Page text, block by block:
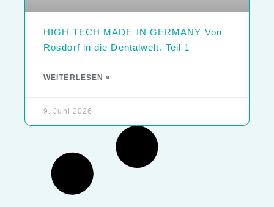
HIGH TECH MADE IN GERMANY Von
Rosdorf in die Dentalwelt. Teil 1
WEITERLESEN »
9. Juni 2026